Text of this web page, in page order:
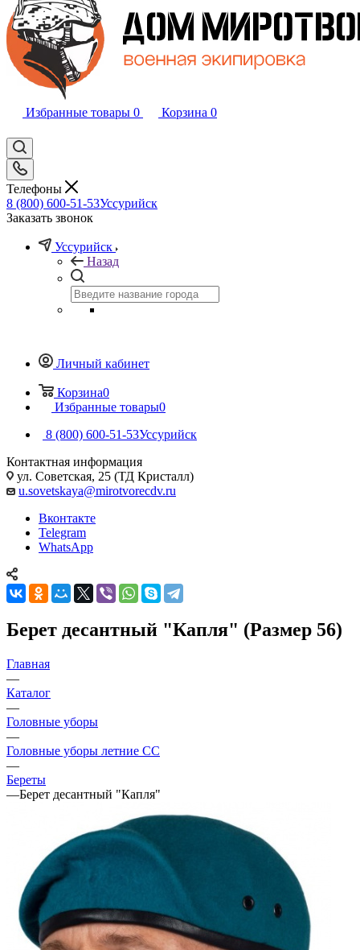
Избранные товары 0 Корзина 0
Телефоны
8 (800) 600-51-53Уссурийск
Заказать звонок
Уссурийск
Назад
Личный кабинет
Корзина0
Избранные товары0
8 (800) 600-51-53Уссурийск
Контактная информация
ул. Советская, 25 (ТД Кристалл)
u.sovetskaya@mirotvorecdv.ru
Вконтакте
Telegram
WhatsApp
Берет десантный "Капля" (Размер 56)
Главная
—
Каталог
—
Головные уборы
—
Головные уборы летние СС
—
Береты
—Берет десантный "Капля"